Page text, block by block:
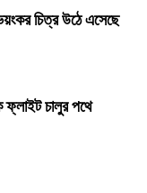
চিত্র উঠে এসেছে
চালুর পথে